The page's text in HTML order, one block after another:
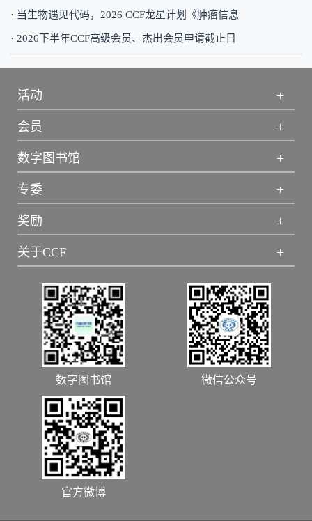
· 当生物遇见代码，2026 CCF龙星计划《肿瘤信息
· 2026下半年CCF高级会员、杰出会员申请截止日
活动 +
会员 +
数字图书馆 +
专委 +
奖励 +
关于CCF +
数字图书馆 微信公众号
官方微博